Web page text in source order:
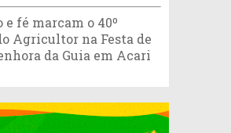
e fé marcam o 40º
Agricultor na Festa de
da Guia em Acari